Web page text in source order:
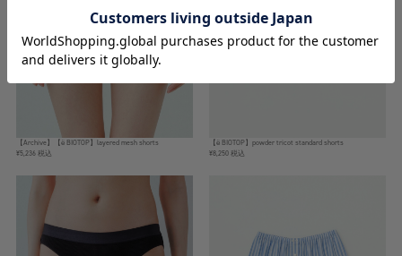
【Archive】【ё BIOTOP】layered mesh shorts
¥5,236 税込
【ё BIOTOP】powder tricot standard shorts
¥8,250 税込